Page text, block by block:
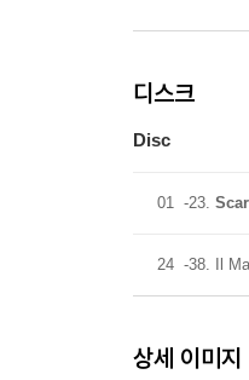
디스크
Disc
01 -23.
24 -38. Il
상세 이미지